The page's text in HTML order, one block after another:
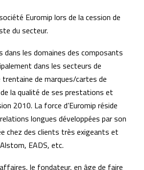
Euromip lors de la cession de
du secteur.
les domaines des composants
dans les secteurs de
trentaine de marques/cartes de
la qualité de ses prestations et
2010. La force d’Euromip réside
longues développées par son
chez des clients très exigeants et
EADS, etc.
le fondateur, en âge de faire